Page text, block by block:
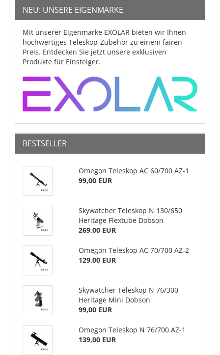
NEU: UNSERE EIGENMARKE
Mit unserer Eigenmarke EXOLAR bieten wir Ihnen
hochwertiges Teleskop-Zubehör zu einem fairen
Preis. Entdecken Sie jetzt unsere exklusiven
Produkte für Einsteiger.
BESTSELLER
Omegon Teleskop AC 60/700 AZ-1
99,00 EUR
Skywatcher Teleskop N 130/650
Heritage Flextube Dobson
269,00 EUR
Omegon Teleskop AC 70/700 AZ-2
129,00 EUR
Skywatcher Teleskop N 76/300
Heritage Mini Dobson
99,00 EUR
Omegon Teleskop N 76/700 AZ-1
139,00 EUR